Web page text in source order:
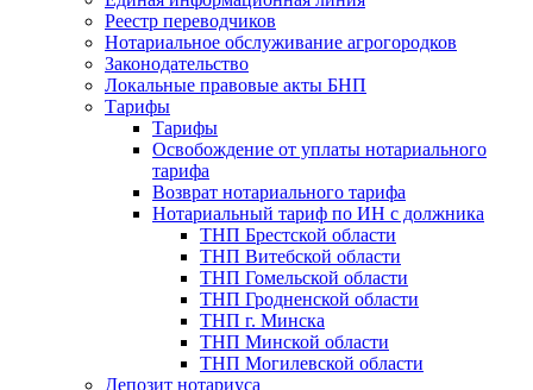
Реестр переводчиков
Нотариальное обслуживание агрогородков
Законодательство
Локальные правовые акты БНП
Тарифы
Тарифы
Освобождение от уплаты нотариального
тарифа
Возврат нотариального тарифа
Нотариальный тариф по ИН с должника
ТНП Брестской области
ТНП Витебской области
ТНП Гомельской области
ТНП Гродненской области
ТНП г. Минска
ТНП Минской области
ТНП Могилевской области
Депозит нотариуса